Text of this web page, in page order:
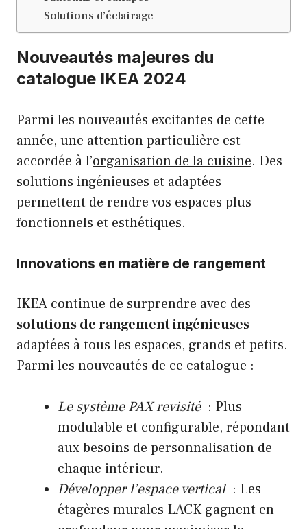
Solutions d’éclairage
Nouveautés majeures du
catalogue IKEA 2024
Parmi les nouveautés excitantes de cette
année, une attention particulière est
accordée à l’organisation de la cuisine. Des
solutions ingénieuses et adaptées
permettent de rendre vos espaces plus
fonctionnels et esthétiques.
Innovations en matière de rangement
IKEA continue de surprendre avec des
solutions de rangement ingénieuses
adaptées à tous les espaces, grands et petits.
Parmi les nouveautés de ce catalogue :
Le système PAX revisité: Plus
modulable et configurable, répondant
aux besoins de personnalisation de
chaque intérieur.
Développer l’espace vertical: Les
étagères murales LACK gagnent en